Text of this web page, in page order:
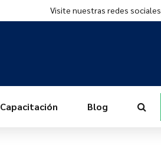
Visite nuestras redes sociales
Capacitación Blog